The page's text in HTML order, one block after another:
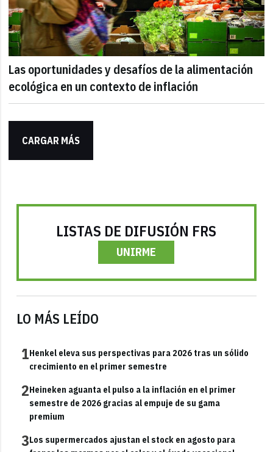
Las oportunidades y desafíos de la alimentación
ecológica en un contexto de inflación
CARGAR MÁS
LISTAS DE DIFUSIÓN FRS
UNIRME
LO MÁS LEÍDO
1Henkel eleva sus perspectivas para 2026 tras un sólido
crecimiento en el primer semestre
2Heineken aguanta el pulso a la inflación en el primer
semestre de 2026 gracias al empuje de su gama
premium
3Los supermercados ajustan el stock en agosto para